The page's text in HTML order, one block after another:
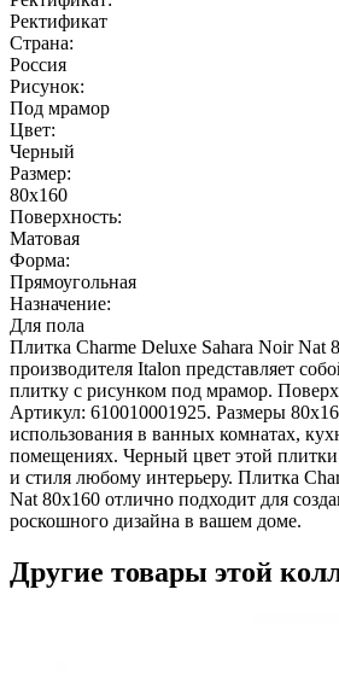
Ректификат
Страна:
Россия
Рисунок:
Под мрамор
Цвет:
Черный
Размер:
80x160
Поверхность:
Матовая
Форма:
Прямоугольная
Назначение:
Для пола
Плитка Charme Deluxe Sahara Noir Nat
производителя Italon представляет
плитку с рисунком под мрамор.
Артикул: 610010001925. Размеры
использования в ванных комнатах,
помещениях. Черный цвет этой плитки
и стиля любому интерьеру. Плитка
Nat 80х160 отлично подходит для
роскошного дизайна в вашем доме.
Другие товары этой